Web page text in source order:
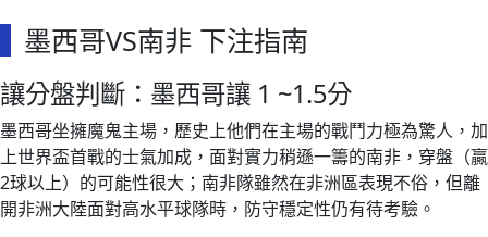
墨西哥VS南非 下注指南
讓分盤判斷：墨西哥讓 1 ~1.5分
墨西哥坐擁魔鬼主場，歷史上他們在主場的戰鬥力極為驚人，加
上世界盃首戰的士氣加成，面對實力稍遜一籌的南非，穿盤（贏
2球以上）的可能性很大；南非隊雖然在非洲區表現不俗，但離
開非洲大陸面對高水平球隊時，防守穩定性仍有待考驗。